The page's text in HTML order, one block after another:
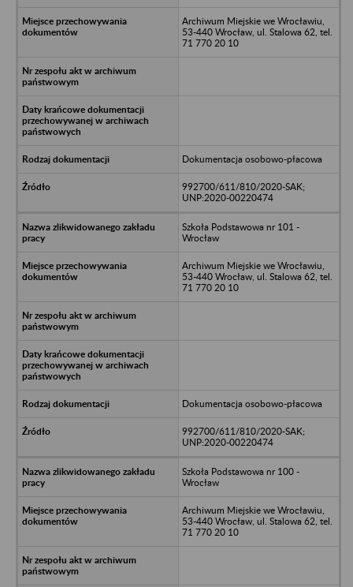
Archiwum Miejskie we Wrocławiu,
53-440 Wrocław, ul. Stalowa 62, tel.
71 770 20 10
Dokumentacja osobowo-płacowa
992700/611/810/2020-SAK;
UNP:2020-00220474
Szkoła Podstawowa nr 101 -
Wrocław
Archiwum Miejskie we Wrocławiu,
53-440 Wrocław, ul. Stalowa 62, tel.
71 770 20 10
Dokumentacja osobowo-płacowa
992700/611/810/2020-SAK;
UNP:2020-00220474
Szkoła Podstawowa nr 100 -
Wrocław
Archiwum Miejskie we Wrocławiu,
53-440 Wrocław, ul. Stalowa 62, tel.
71 770 20 10